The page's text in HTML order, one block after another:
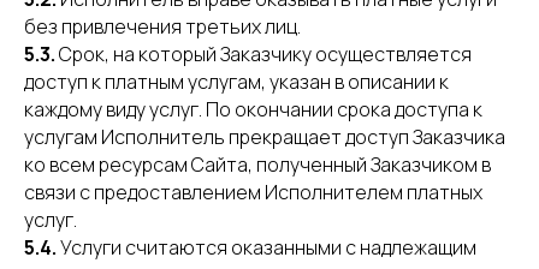
без привлечения третьих лиц.
5.3.Срок, на который Заказчику осуществляется
доступ к платным услугам, указан в описании к
каждому виду услуг. По окончании срока доступа к
услугам Исполнитель прекращает доступ Заказчика
ко всем ресурсам Сайта, полученный Заказчиком в
связи с предоставлением Исполнителем платных
услуг.
5.4.Услуги считаются оказанными с надлежащим